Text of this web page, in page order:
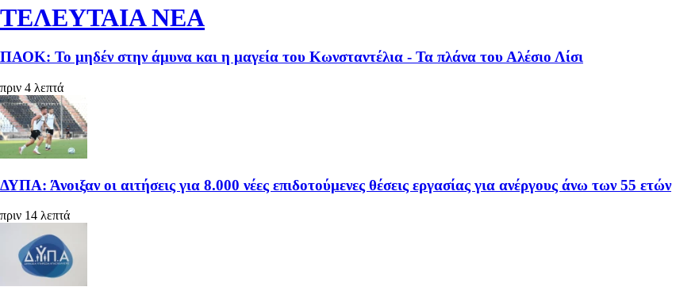
ΤΕΛΕΥΤΑΙΑ ΝΕΑ
ΠΑΟΚ: Το μηδέν στην άμυνα και η μαγεία του Κωνσταντέλια - Τα πλάνα του Αλέσιο Λίσι
πριν 4 λεπτά
ΔΥΠΑ: Άνοιξαν οι αιτήσεις για 8.000 νέες επιδοτούμενες θέσεις εργασίας για ανέργους άνω των 55 ετών
πριν 14 λεπτά